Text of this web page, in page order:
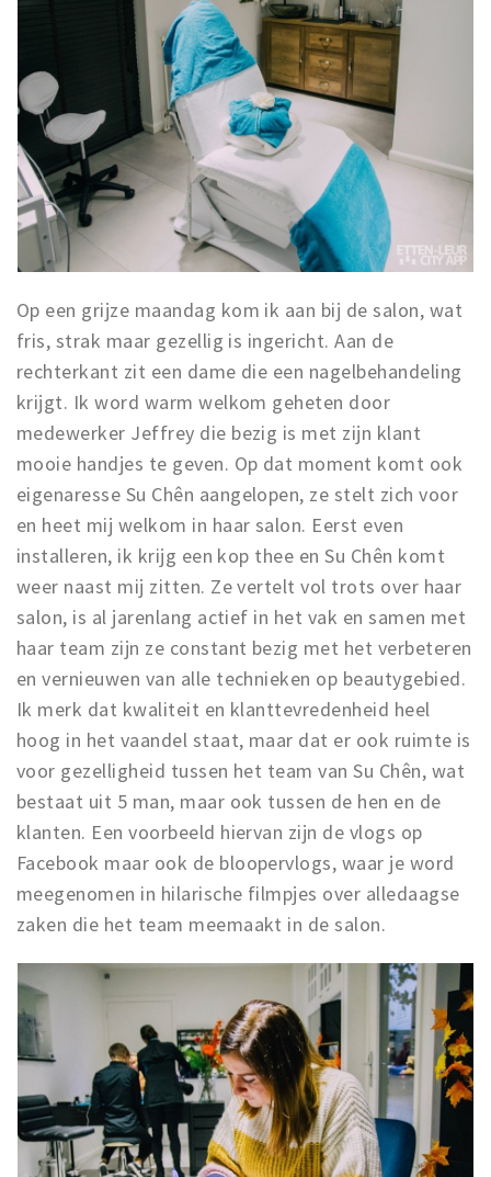
Op een grijze maandag kom ik aan bij de salon, wat
fris, strak maar gezellig is ingericht. Aan de
rechterkant zit een dame die een nagelbehandeling
krijgt. Ik word warm welkom geheten door
medewerker Jeffrey die bezig is met zijn klant
mooie handjes te geven. Op dat moment komt ook
eigenaresse Su Chên aangelopen, ze stelt zich voor
en heet mij welkom in haar salon. Eerst even
installeren, ik krijg een kop thee en Su Chên komt
weer naast mij zitten. Ze vertelt vol trots over haar
salon, is al jarenlang actief in het vak en samen met
haar team zijn ze constant bezig met het verbeteren
en vernieuwen van alle technieken op beautygebied.
Ik merk dat kwaliteit en klanttevredenheid heel
hoog in het vaandel staat, maar dat er ook ruimte is
voor gezelligheid tussen het team van Su Chên, wat
bestaat uit 5 man, maar ook tussen de hen en de
klanten. Een voorbeeld hiervan zijn de vlogs op
Facebook maar ook de bloopervlogs, waar je word
meegenomen in hilarische filmpjes over alledaagse
zaken die het team meemaakt in de salon.